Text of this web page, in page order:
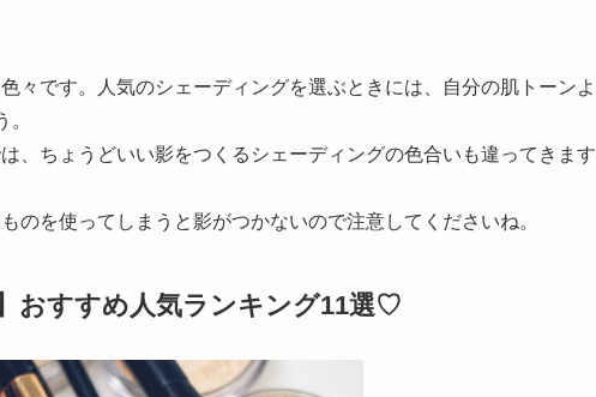
々です。人気のシェーディングを選ぶときには、自分の肌トーンよ
、ちょうどいい影をつくるシェーディングの色合いも違ってきます
のを使ってしまうと影がつかないので注意してくださいね。
おすすめ人気ランキング11選♡